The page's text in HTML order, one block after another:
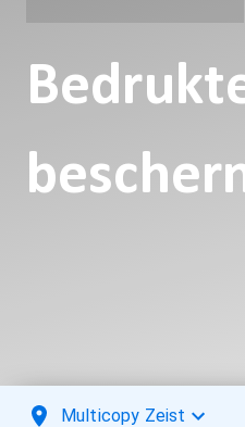
Multicopy Zeist